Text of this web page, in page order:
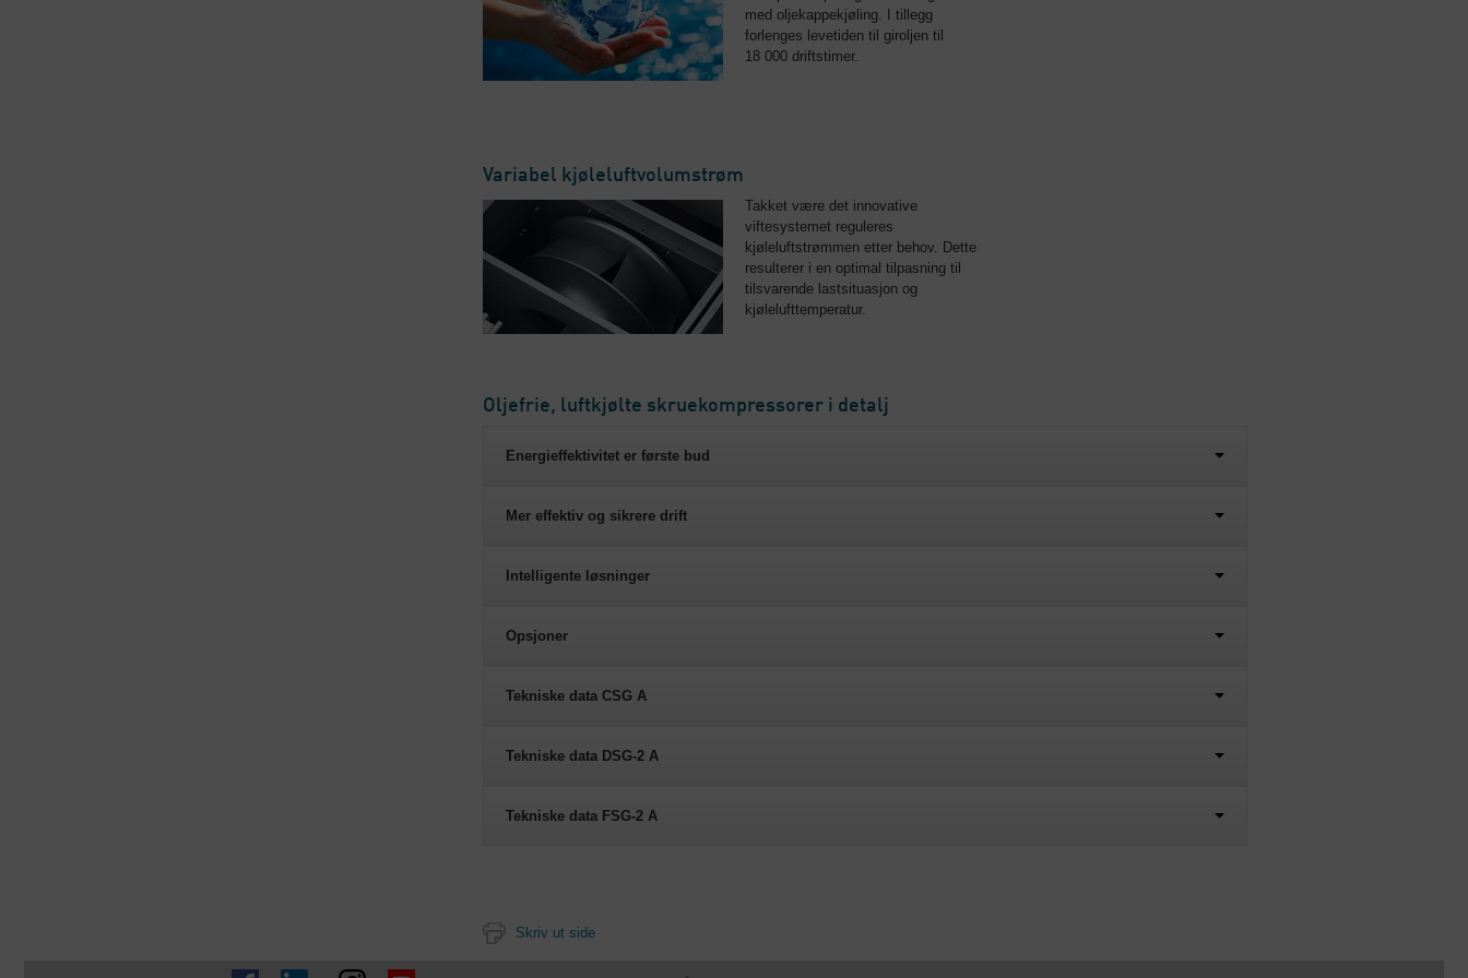
med oljekappekjøling. I tillegg
forlenges levetiden til giroljen til
18 000 driftstimer.
Variabel kjøleluftvolumstrøm
Takket være det innovative
viftesystemet reguleres
kjøleluftstrømmen etter behov. Dette
resulterer i en optimal tilpasning til
tilsvarende lastsituasjon og
kjølelufttemperatur.
Oljefrie, luftkjølte skruekompressorer i detalj
Energieffektivitet er første bud
Mer effektiv og sikrere drift
Intelligente løsninger
Opsjoner
Tekniske data CSG A
Tekniske data DSG-2 A
Tekniske data FSG-2 A
Skriv ut side